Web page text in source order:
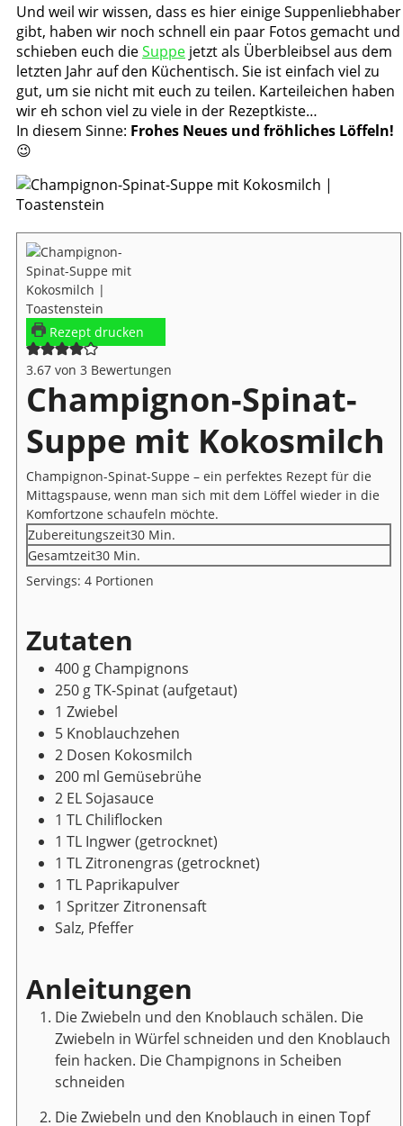
Und weil wir wissen, dass es hier einige Suppenliebhaber
gibt, haben wir noch schnell ein paar Fotos gemacht und
schieben euch dieSuppe jetzt als Überbleibsel aus dem
letzten Jahr auf den Küchentisch. Sie ist einfach viel zu
gut, um sie nicht mit euch zu teilen. Karteileichen haben
wir eh schon viel zu viele in der Rezeptkiste…
In diesem Sinne: Frohes Neues und fröhliches Löffeln!
😉
Rezept drucken
3.67 von 3 Bewertungen
Champignon-Spinat-
Suppe mit Kokosmilch
Champignon-Spinat-Suppe – ein perfektes Rezept für die
Mittagspause, wenn man sich mit dem Löffel wieder in die
Komfortzone schaufeln möchte.
Zubereitungszeit30Minuten
Min.
Gesamtzeit30Minuten
Min.
Servings: 4 Portionen
Zutaten
400 g Champignons
250 gTK-Spinat(aufgetaut)
1 Zwiebel
5 Knoblauchzehen
2 Dosen Kokosmilch
200 ml Gemüsebrühe
2 ELSojasauce
1 TL Chiliflocken
1 TL Ingwer(getrocknet)
1 TLZitronengras (getrocknet)
1 TL Paprikapulver
1 SpritzerZitronensaft
Salz, Pfeffer
Anleitungen
Die Zwiebeln und den Knoblauch schälen. Die
Zwiebeln in Würfel schneiden und den Knoblauch
fein hacken. Die Champignons in Scheiben
schneiden
Die Zwiebeln und den Knoblauch in einen Topf